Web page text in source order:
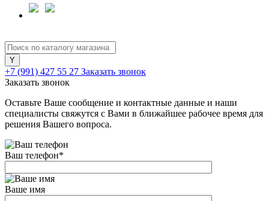
+7 (991) 427 55 27 Заказать звонок
Заказать звонок
Оставьте Ваше сообщение и контактные данные и наши
специалисты свяжутся с Вами в ближайшее рабочее время для
решения Вашего вопроса.
Ваш телефон*
Ваше имя